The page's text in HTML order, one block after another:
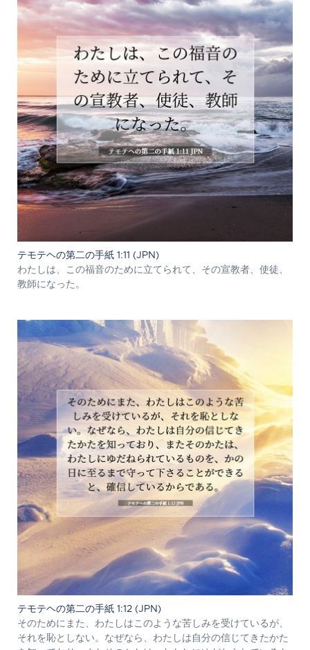
テモテヘの第二の手紙 1:11 (JPN)
わたしは、この福音のために立てられて、その宣教者、使徒、
教師になった。
テモテヘの第二の手紙 1:12 (JPN)
そのためにまた、わたしはこのような苦しみを受けているが、
それを恥としない。なぜなら、わたしは自分の信じてきたかた